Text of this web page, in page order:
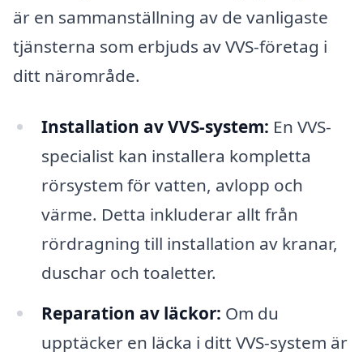
är en sammanställning av de vanligaste
tjänsterna som erbjuds av VVS-företag i
ditt närområde.
Installation av VVS-system: En VVS-
specialist kan installera kompletta
rörsystem för vatten, avlopp och
värme. Detta inkluderar allt från
rördragning till installation av kranar,
duschar och toaletter.
Reparation av läckor: Om du
upptäcker en läcka i ditt VVS-system är